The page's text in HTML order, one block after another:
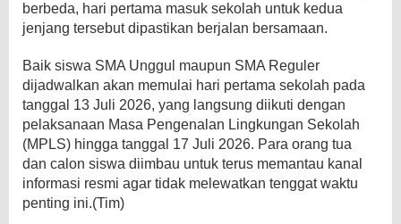
berbeda, hari pertama masuk sekolah untuk kedua
jenjang tersebut dipastikan berjalan bersamaan.
Baik siswa SMA Unggul maupun SMA Reguler
dijadwalkan akan memulai hari pertama sekolah pada
tanggal 13 Juli 2026, yang langsung diikuti dengan
pelaksanaan Masa Pengenalan Lingkungan Sekolah
(MPLS) hingga tanggal 17 Juli 2026. Para orang tua
dan calon siswa diimbau untuk terus memantau kanal
informasi resmi agar tidak melewatkan tenggat waktu
penting ini.(Tim)